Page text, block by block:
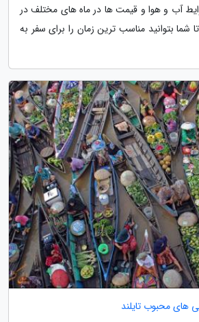
آب و هوا و قیمت ها در ماه های مختلف در
شما بتوانید مناسب ترین زمان را برای سفر به